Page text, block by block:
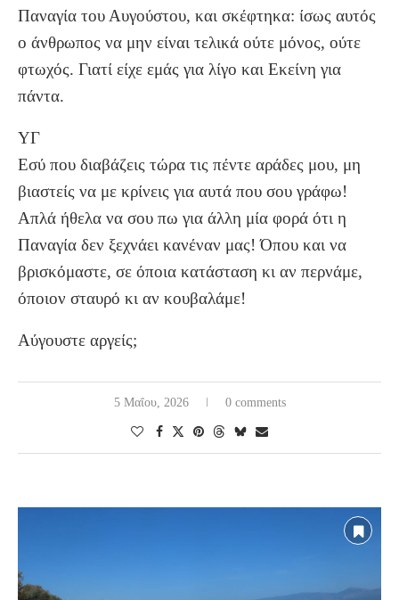
Παναγία του Αυγούστου, και σκέφτηκα: ίσως αυτός
ο άνθρωπος να μην είναι τελικά ούτε μόνος, ούτε
φτωχός. Γιατί είχε εμάς για λίγο και Εκείνη για
πάντα.
ΥΓ
Εσύ που διαβάζεις τώρα τις πέντε αράδες μου, μη
βιαστείς να με κρίνεις για αυτά που σου γράφω!
Απλά ήθελα να σου πω για άλλη μία φορά ότι η
Παναγία δεν ξεχνάει κανέναν μας! Όπου και να
βρισκόμαστε, σε όποια κατάσταση κι αν περνάμε,
όποιον σταυρό κι αν κουβαλάμε!
Αύγουστε αργείς;
5 Μαΐου, 2026 0 comments